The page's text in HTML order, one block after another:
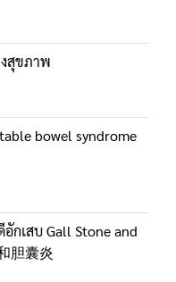
สุขภาพ
bowel syndrome
กเสบ Gall Stone and
胆囊炎